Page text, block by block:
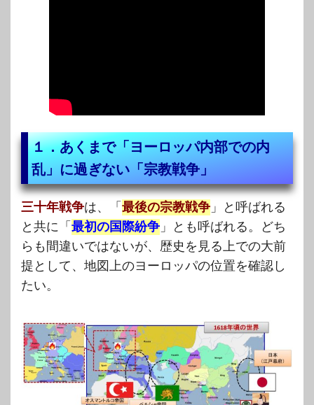
１．あくまで「ヨーロッパ内部での内
乱」に過ぎない「宗教戦争」
三十年戦争は、「 最後の宗教戦争 」と呼ばれる
と共に「 最初の国際紛争 」とも呼ばれる。どち
らも間違いではないが、歴史を見る上での大前
提として、地図上のヨーロッパの位置を確認し
たい。